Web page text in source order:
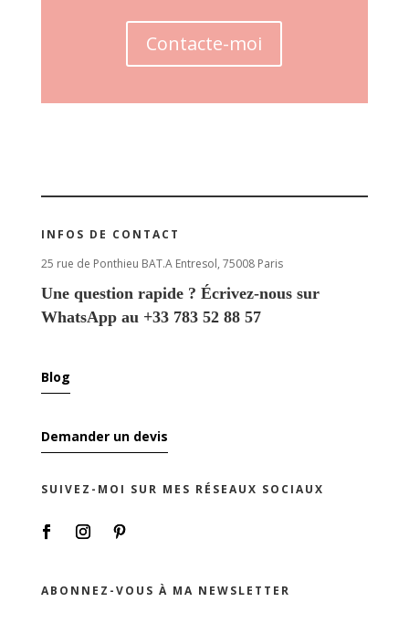
Contacte-moi
INFOS DE CONTACT
25 rue de Ponthieu BAT.A Entresol, 75008 Paris
Une question rapide ? Écrivez-nous sur
WhatsApp au +33 783 52 88 57
Blog
Demander un devis
SUIVEZ-MOI SUR MES RÉSEAUX SOCIAUX
ABONNEZ-VOUS À MA NEWSLETTER